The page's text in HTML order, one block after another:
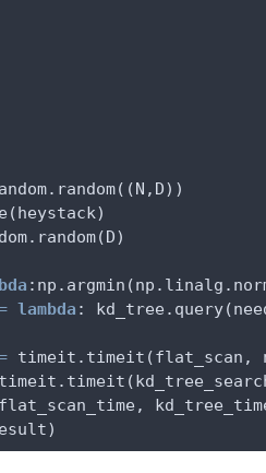
lambda :
timeit.timeit(flat_scan,